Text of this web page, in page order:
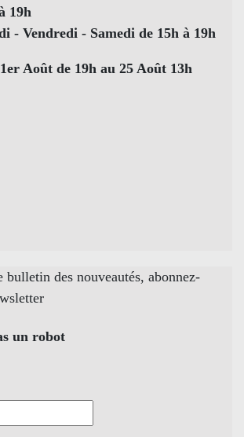
19h
- Vendredi - Samedi de 15h à 19h
Août de 19h au 25 Août 13h
bulletin des nouveautés, abonnez-
un robot